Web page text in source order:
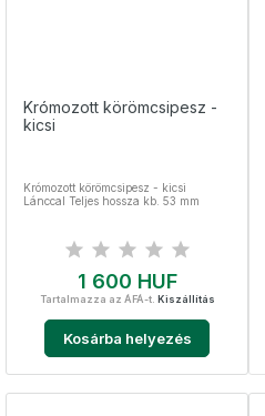
Krómozott körömcsipesz -
kicsi
Krómozott körömcsipesz - kicsi
Lánccal Teljes hossza kb. 53 mm
Ár
1 600 HUF
Tartalmazza az ÁFÁ-t. Kiszállítás
Kosárba helyezés